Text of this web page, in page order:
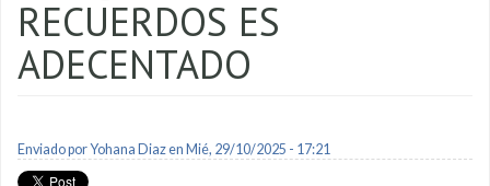
RECUERDOS ES
ADECENTADO
Enviado porYohana Diazen Mié, 29/10/2025 - 17:21